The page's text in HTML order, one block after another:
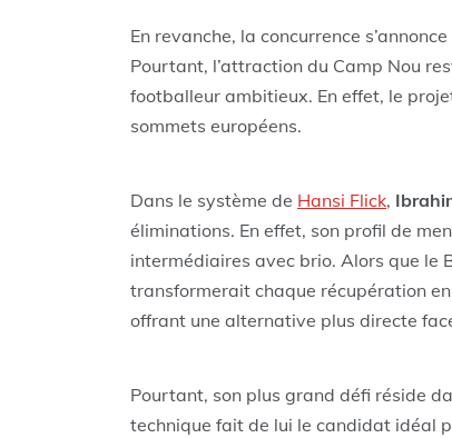
En revanche, la concurrence
Pourtant, l’attraction du Camp Nou
footballeur ambitieux. En effet, le
sommets européens.
Dans le système de Hansi Flick,
éliminations. En effet, son profil de
intermédiaires avec brio. Alors que le
transformerait chaque récupération
offrant une alternative plus directe
Pourtant, son plus grand défi réside
technique fait de lui le candidat idéal